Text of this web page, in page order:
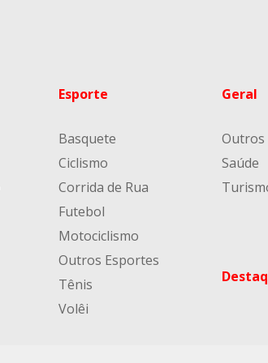
Esporte
Basquete
Ciclismo
Corrida de Rua
Futebol
Motociclismo
Outros Esportes
Tênis
Volêi
Geral
Outros
Saúde